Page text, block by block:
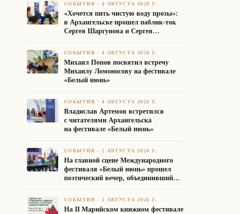
СОБЫТИЯ ·4 АВГУСТА 2026 Г.
«Хочется пить чистую воду прозы»:
в Архангельске прошел паблик-ток
Сергея Шаргунова и Сергея
СОБЫТИЯ ·4 АВГУСТА 2026 Г.
Михаил Попов посвятил встречу
Михаилу Ломоносову на фестивале
«Белый июнь»
СОБЫТИЯ ·4 АВГУСТА 2026 Г.
Владислав Артемов встретился
с читателями Архангельска
на фестивале «Белый июнь»
СОБЫТИЯ ·2 АВГУСТА 2026 Г.
На главной сцене Международного
фестиваля «Белый июнь» прошел
поэтический вечер, объединивший
СОБЫТИЯ ·2 АВГУСТА 2026 Г.
На II Марийском книжном фестивале